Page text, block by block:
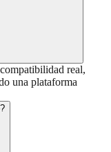
real,
una plataforma